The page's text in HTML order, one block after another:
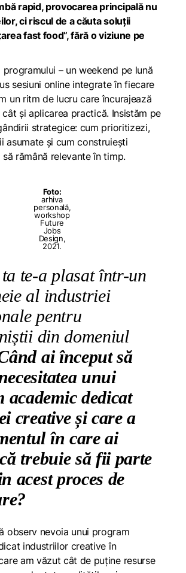
rapid, provocarea principală nu
ci riscul de a căuta soluții
fast food”, fără o viziune pe
– un weekend pe lună
sesiuni online integrate în fiecare
un ritm de lucru care încurajează
și aplicarea practică. Insistăm pe
strategice: cum prioritizezi,
asumate și cum construiești
rămână relevante în timp.
Foto:
arhiva
personală,
workshop
Future
Jobs
Design,
2021.
te-a plasat într-un
al industriei
pentru
din domeniul
ai început să
unui
academic dedicat
creative și care a
în care ai
trebuie să fii parte
acest proces de
observ nevoia unui program
industriilor creative în
am văzut cât de puține resurse